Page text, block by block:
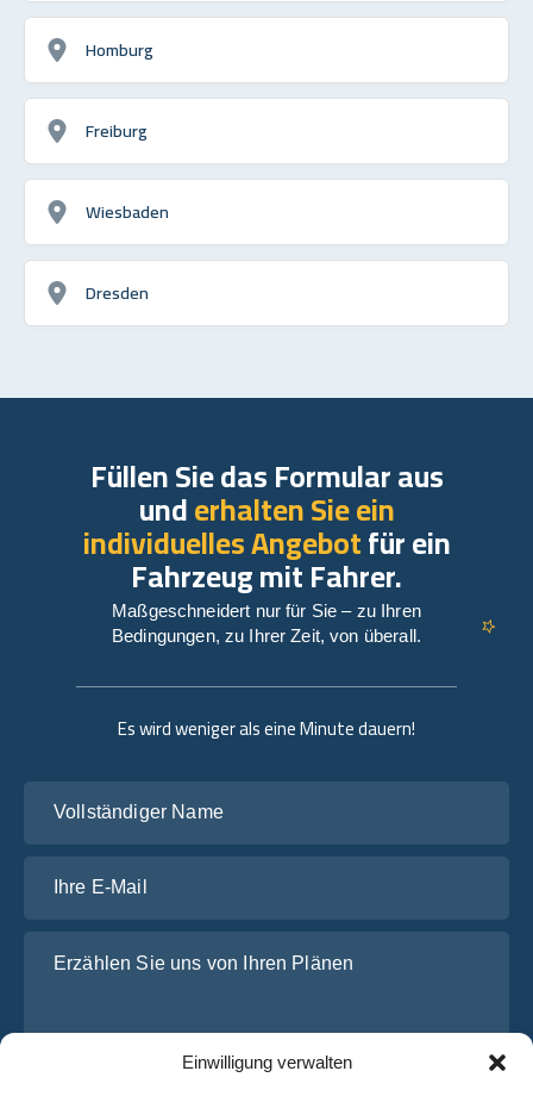
Einwilligung verwalten
Homburg
Freiburg
Wiesbaden
Dresden
Es wird weniger als eine Minute dauern!
Füllen Sie das Formular aus
underhalten Sie ein
individuelles Angebotfür ein
Fahrzeug mit Fahrer.
Maßgeschneidert nur für Sie – zu Ihren
Bedingungen, zu Ihrer Zeit, von überall.